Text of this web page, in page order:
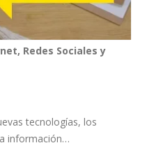
Redes Sociales y
tecnologías, los
información…